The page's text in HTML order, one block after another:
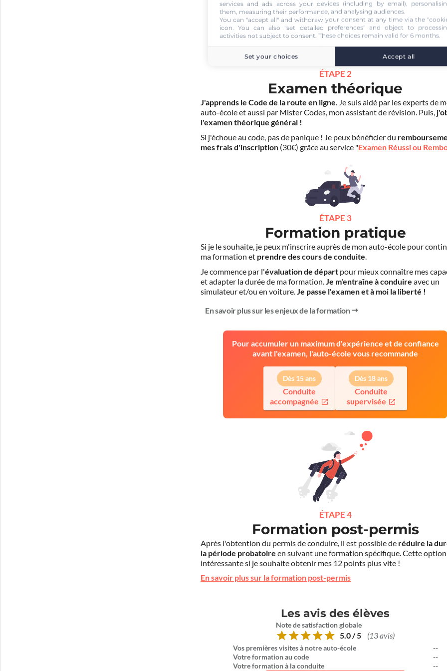
Code en ligne Voiture 30.00 €
ÉTAPE 2
Examen théorique
J'apprends le Code de la route en ligne. Je suis aidé par les experts de
auto-école et aussi par Mister Codes, mon assistant de révision. Puis,
l'examen théorique général !
Si j'échoue au code, pas de panique ! Je peux bénéficier du
mes frais d'inscription (30€) grâce au service "Examen Réussi ou
ÉTAPE 3
Formation pratique
Si je le souhaite, je peux m'inscrire auprès de mon auto-école pour
ma formation et prendre des cours de conduite.
Je commence par l'évaluation de départ pour mieux connaître mes
et adapter la durée de ma formation. Je m'entraîne à conduire avec un
simulateur et/ou en voiture. Je passe l'examen et à moi la liberté !
En savoir plus sur les enjeux de la formation
Pour accumuler un maximum d'expérience et de confiance
avant l'examen, l'auto-école vous recommande
Dès 15 ans
Conduite
accompagnée
Dès 18 ans
Conduite
supervisée
ÉTAPE 4
Formation post-permis
Après l'obtention du permis de conduire, il est possible de réduire la
la période probatoire en suivant une formation spécifique. Cette
intéressante si je souhaite obtenir mes 12 points plus vite !
En savoir plus sur la formation post-permis
Les avis des élèves
Note de satisfaction globale
5.0 / 5 (13 avis)
Vos premières visites à notre auto-école
Votre formation au code
Votre formation à la conduite
--
--
--
services and ads across your devices (including by email),
them, measuring their performance, and analysing audiences.
You can "accept all" and withdraw your consent at any time via the
icon . You can also "set detailed preferences" and object to
activities not subject to consent. These choices remain valid for 6 months.
Set your choices Accept all